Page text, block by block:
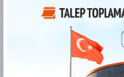
İade ve Değişim Koşulları
Ödeme ve Teslimat
Kişisel Verilerin Korunması
Kurumsal Fatura
ETK bilgilendirme metni
Bilgi Toplumu Hizmetleri